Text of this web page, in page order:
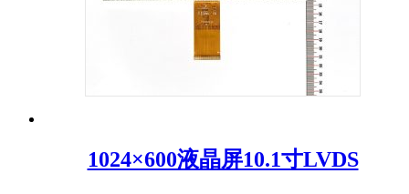
1024×600液晶屏10.1寸LVDS